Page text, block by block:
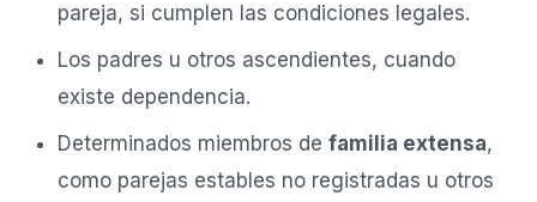
pareja, si cumplen las condiciones legales.
Los padres u otros ascendientes, cuando
existe dependencia.
Determinados miembros de familia extensa,
como parejas estables no registradas u otros